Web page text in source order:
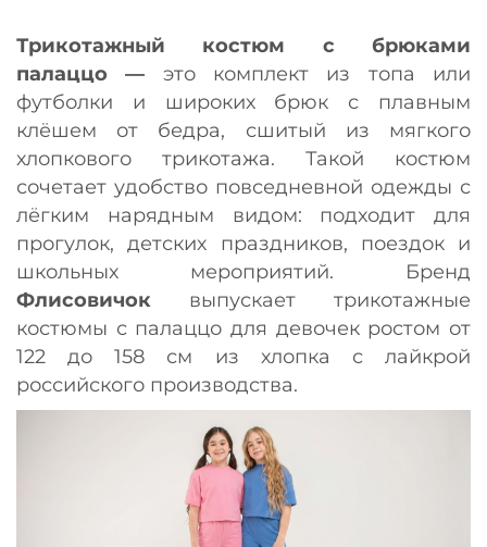
Трикотажный костюм с брюками
палаццо — это комплект из топа или
футболки и широких брюк с плавным
клёшем от бедра, сшитый из мягкого
хлопкового трикотажа. Такой костюм
сочетает удобство повседневной одежды с
лёгким нарядным видом: подходит для
прогулок, детских праздников, поездок и
школьных мероприятий. Бренд
Флисовичок выпускает трикотажные
костюмы с палаццо для девочек ростом от
122 до 158 см из хлопка с лайкрой
российского производства.